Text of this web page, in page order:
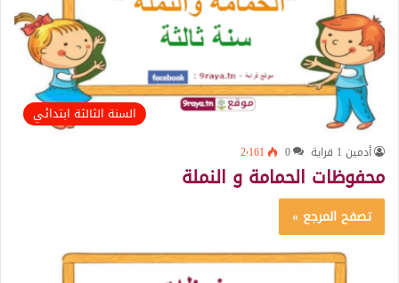
السنة الثالثة ابتدائي
أدمين 1 قراية 0 2٬161
محفوظات الحمامة و النملة
تصفح المرجع »